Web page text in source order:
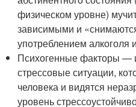
физическом уровне)
зависимыми и
употреблением алкоголя
Психогенные факторы —
стрессовые ситуации,
человека и видятся
уровень